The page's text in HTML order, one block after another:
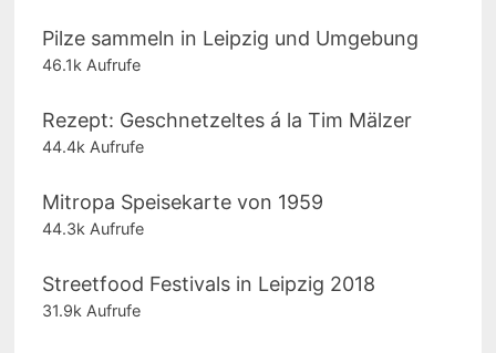
Pilze sammeln in Leipzig und Umgebung
46.1k Aufrufe
Rezept: Geschnetzeltes á la Tim Mälzer
44.4k Aufrufe
Mitropa Speisekarte von 1959
44.3k Aufrufe
Streetfood Festivals in Leipzig 2018
31.9k Aufrufe